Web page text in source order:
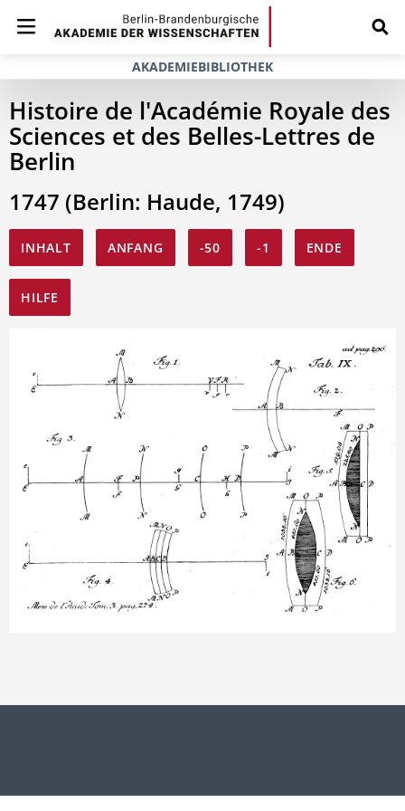
AKADEMIEBIBLIOTHEK
Histoire de l'Académie Royale des
Sciences et des Belles-Lettres de
Berlin
1747 (Berlin: Haude, 1749)
INHALT ANFANG -50 -1 ENDE
HILFE